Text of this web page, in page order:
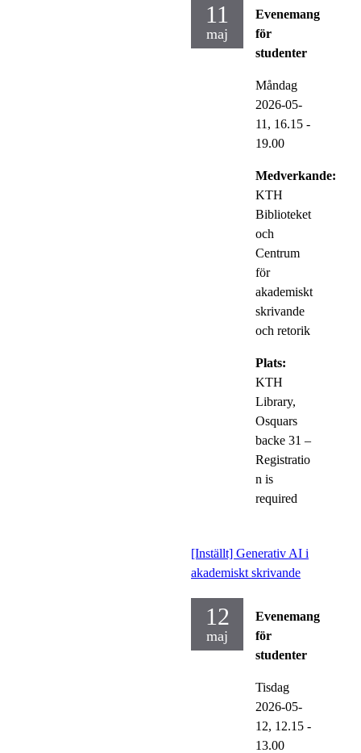
11
maj
Evenemang
för
studenter
Måndag
2026-05-
11, 16.15 -
19.00
Medverkande:
KTH
Biblioteket
och
Centrum
för
akademiskt
skrivande
och retorik
Plats:
KTH
Library,
Osquars
backe 31 –
Registratio
n is
required
[Inställt] Generativ AI i
akademiskt skrivande
12
maj
Evenemang
för
studenter
Tisdag
2026-05-
12, 12.15 -
13.00